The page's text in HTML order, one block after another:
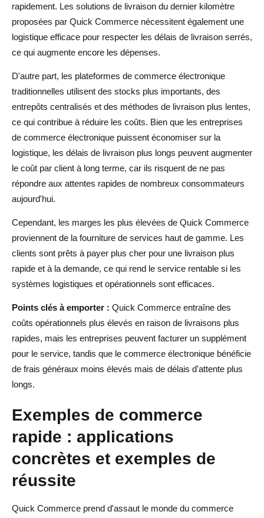
rapidement. Les solutions de livraison du dernier kilomètre
proposées par Quick Commerce nécessitent également une
logistique efficace pour respecter les délais de livraison serrés,
ce qui augmente encore les dépenses.
D'autre part, les plateformes de commerce électronique
traditionnelles utilisent des stocks plus importants, des
entrepôts centralisés et des méthodes de livraison plus lentes,
ce qui contribue à réduire les coûts. Bien que les entreprises
de commerce électronique puissent économiser sur la
logistique, les délais de livraison plus longs peuvent augmenter
le coût par client à long terme, car ils risquent de ne pas
répondre aux attentes rapides de nombreux consommateurs
aujourd'hui.
Cependant, les marges les plus élevées de Quick Commerce
proviennent de la fourniture de services haut de gamme. Les
clients sont prêts à payer plus cher pour une livraison plus
rapide et à la demande, ce qui rend le service rentable si les
systèmes logistiques et opérationnels sont efficaces.
Points clés à emporter : Quick Commerce entraîne des
coûts opérationnels plus élevés en raison de livraisons plus
rapides, mais les entreprises peuvent facturer un supplément
pour le service, tandis que le commerce électronique bénéficie
de frais généraux moins élevés mais de délais d'attente plus
longs.
Exemples de commerce
rapide : applications
concrètes et exemples de
réussite
Quick Commerce prend d'assaut le monde du commerce